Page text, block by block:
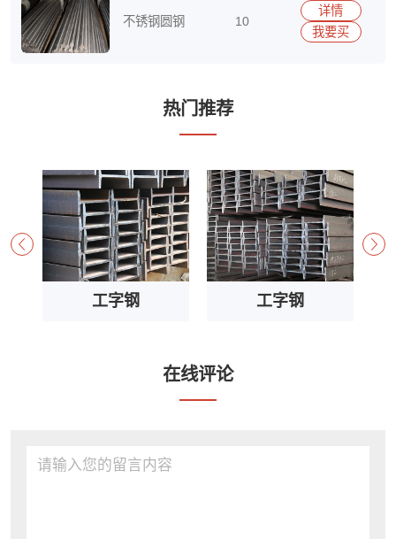
不锈钢圆钢 10
详情
我要买
热门推荐
工字钢 工字钢
在线评论